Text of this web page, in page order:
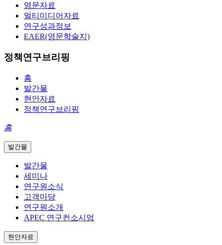
영문자료
멀티미디어자료
연구성과정보
EAER(영문학술지)
정책연구브리핑
홈
발간물
현안자료
정책연구브리핑
홈
발간물
발간물
세미나
연구원소식
고객마당
연구원소개
APEC 연구컨소시엄
현안자료